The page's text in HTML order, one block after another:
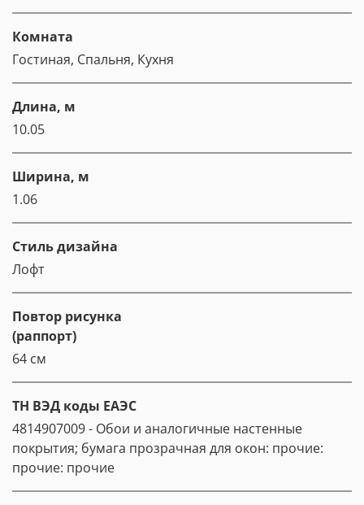
Комната
Гостиная, Спальня, Кухня
Длина, м
10.05
Ширина, м
1.06
Стиль дизайна
Лофт
Повтор рисунка
(раппорт)
64 см
ТН ВЭД коды ЕАЭС
4814907009 - Обои и аналогичные настенные
покрытия; бумага прозрачная для окон: прочие:
прочие: прочие